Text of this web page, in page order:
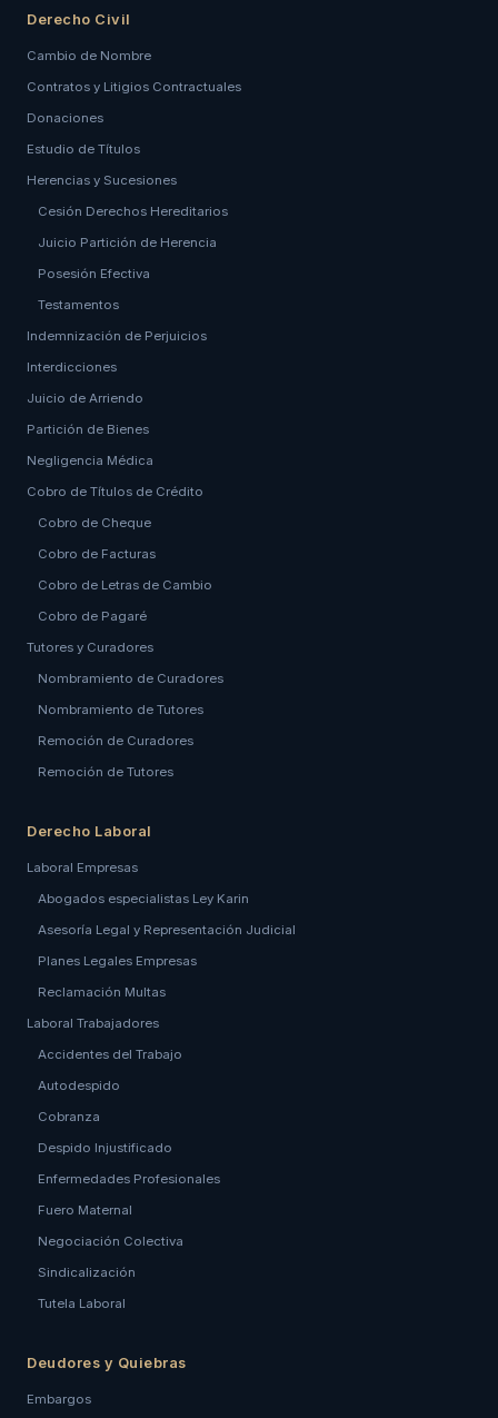
Derecho Civil
Cambio de Nombre
Contratos y Litigios Contractuales
Donaciones
Estudio de Títulos
Herencias y Sucesiones
Cesión Derechos Hereditarios
Juicio Partición de Herencia
Posesión Efectiva
Testamentos
Indemnización de Perjuicios
Interdicciones
Juicio de Arriendo
Partición de Bienes
Negligencia Médica
Cobro de Títulos de Crédito
Cobro de Cheque
Cobro de Facturas
Cobro de Letras de Cambio
Cobro de Pagaré
Tutores y Curadores
Nombramiento de Curadores
Nombramiento de Tutores
Remoción de Curadores
Remoción de Tutores
Derecho Laboral
Laboral Empresas
Abogados especialistas Ley Karin
Asesoría Legal y Representación Judicial
Planes Legales Empresas
Reclamación Multas
Laboral Trabajadores
Accidentes del Trabajo
Autodespido
Cobranza
Despido Injustificado
Enfermedades Profesionales
Fuero Maternal
Negociación Colectiva
Sindicalización
Tutela Laboral
Deudores y Quiebras
Embargos